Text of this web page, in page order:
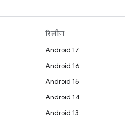
रिलीज़
Android 17
Android 16
Android 15
Android 14
Android 13